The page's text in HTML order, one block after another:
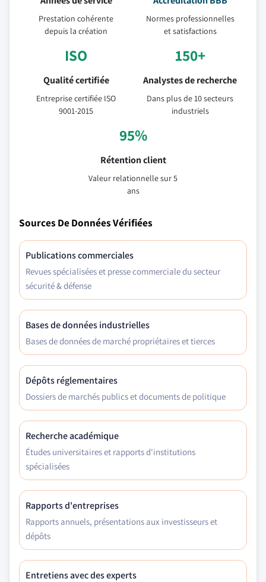
Prestation cohérente
depuis la création
Normes professionnelles
et satisfactions
ISO
Qualité certifiée
Entreprise certifiée ISO
9001-2015
150+
Analystes de recherche
Dans plus de 10 secteurs
industriels
95%
Rétention client
Valeur relationnelle sur 5
ans
Sources De Données Vérifiées
Publications commerciales
Revues spécialisées et presse commerciale du secteur
sécurité & défense
Bases de données industrielles
Bases de données de marché propriétaires et tierces
Dépôts réglementaires
Dossiers de marchés publics et documents de politique
Recherche académique
Études universitaires et rapports d'institutions
spécialisées
Rapports d'entreprises
Rapports annuels, présentations aux investisseurs et
dépôts
Entretiens avec des experts